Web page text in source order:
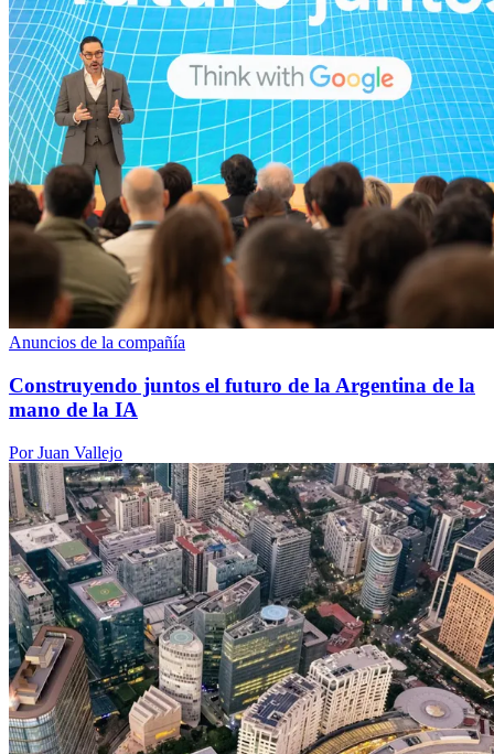
Anuncios de la compañía
Construyendo juntos el futuro de la Argentina de la
mano de la IA
Por Juan Vallejo